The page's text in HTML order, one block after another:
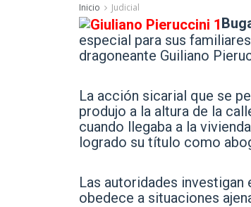
Inicio Judicial
especial para sus
dragoneante Guiliano
La acción sicarial que se
produjo a la altura de la
cuando llegaba a la
logrado su título como
Las autoridades
obedece a situaciones